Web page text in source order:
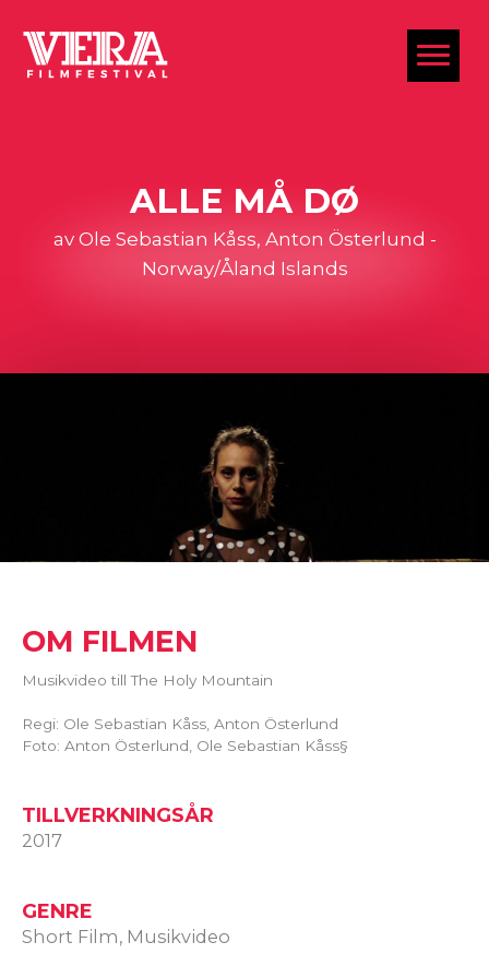
ALLE MÅ DØ
av Ole Sebastian Kåss, Anton Österlund -
Norway/Åland Islands
OM FILMEN
Musikvideo till The Holy Mountain
Regi: Ole Sebastian Kåss, Anton Österlund
Foto: Anton Österlund, Ole Sebastian Kåss§
TILLVERKNINGSÅR
2017
GENRE
Short Film, Musikvideo